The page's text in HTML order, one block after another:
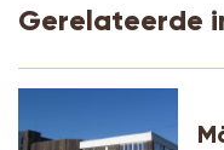
Gerelateerde